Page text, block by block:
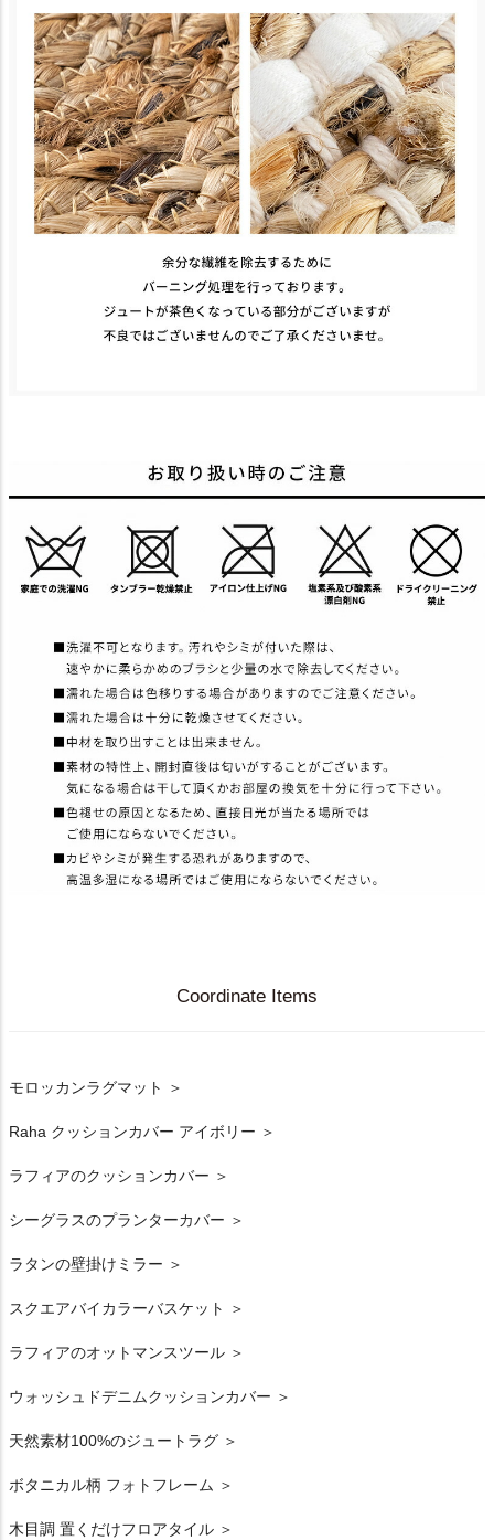
Coordinate Items
モロッカンラグマット ＞
Raha クッションカバー アイボリー ＞
ラフィアのクッションカバー ＞
シーグラスのプランターカバー ＞
ラタンの壁掛けミラー ＞
スクエアバイカラーバスケット ＞
ラフィアのオットマンスツール ＞
ウォッシュドデニムクッションカバー ＞
天然素材100%のジュートラグ ＞
ボタニカル柄 フォトフレーム ＞
木目調 置くだけフロアタイル ＞